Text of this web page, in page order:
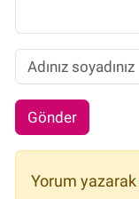
Gönder
Yorum yazarak